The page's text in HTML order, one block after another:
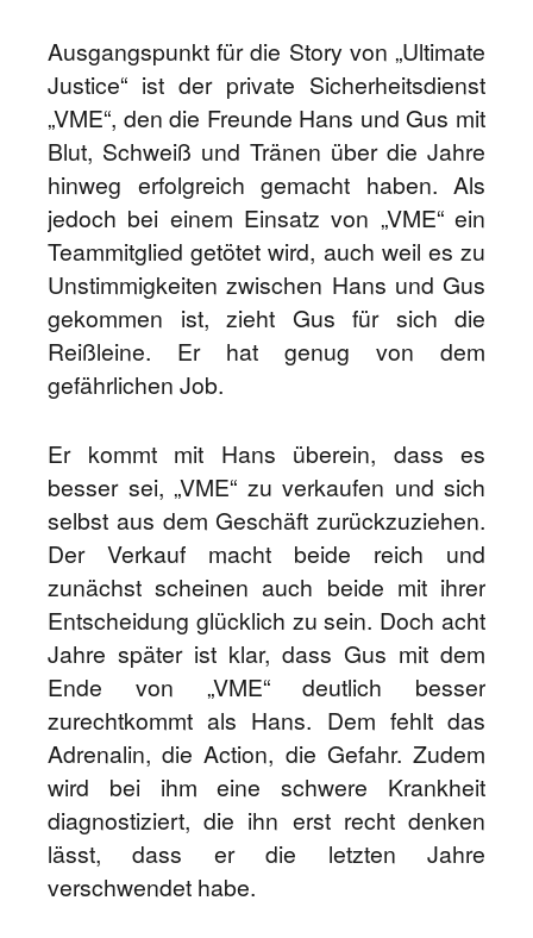
Ausgangspunkt für die Story von „Ultimate
Justice“ ist der private Sicherheitsdienst
„VME“, den die Freunde Hans und Gus mit
Blut, Schweiß und Tränen über die Jahre
hinweg erfolgreich gemacht haben. Als
jedoch bei einem Einsatz von „VME“ ein
Teammitglied getötet wird, auch weil es zu
Unstimmigkeiten zwischen Hans und Gus
gekommen ist, zieht Gus für sich die
Reißleine. Er hat genug von dem
gefährlichen Job.
Er kommt mit Hans überein, dass es
besser sei, „VME“ zu verkaufen und sich
selbst aus dem Geschäft zurückzuziehen.
Der Verkauf macht beide reich und
zunächst scheinen auch beide mit ihrer
Entscheidung glücklich zu sein. Doch acht
Jahre später ist klar, dass Gus mit dem
Ende von „VME“ deutlich besser
zurechtkommt als Hans. Dem fehlt das
Adrenalin, die Action, die Gefahr. Zudem
wird bei ihm eine schwere Krankheit
diagnostiziert, die ihn erst recht denken
lässt, dass er die letzten Jahre
verschwendet habe.